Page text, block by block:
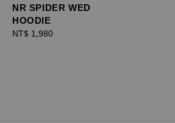
NR SPIDER WED
HOODIE
Regular
NT$ 1,980